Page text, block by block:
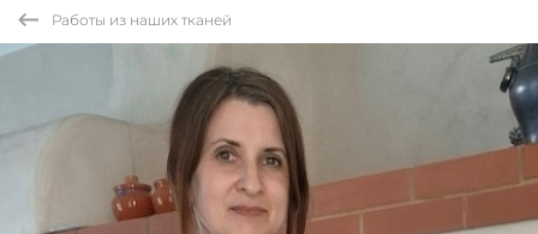
Работы из наших тканей